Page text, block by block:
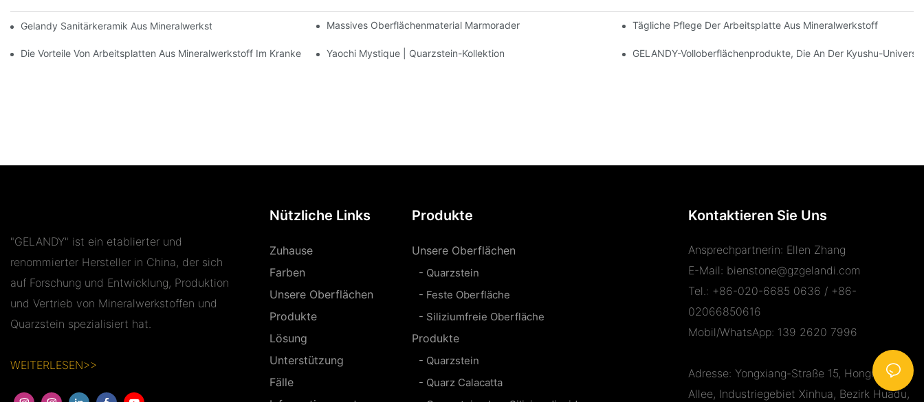
Gelandy Sanitärkeramik Aus Mineralwerkstoff, Mit 25 Jahren Erfahrung In Der FertigungMassives Oberflächenmaterial Marmorader Tägliche Pflege Der Arbeitsplatte Aus Mineralwerkstoff
Die Vorteile Von Arbeitsplatten Aus Mineralwerkstoff Im KrankenhausbereichYaochi Mystique | Quarzstein-Kollektion GELANDY-Volloberflächenprodukte, Die An Der Kyushu-
"GELANDY" ist ein etablierter und
renommierter Hersteller in China, der sich
auf Forschung und Entwicklung, Produktion
und Vertrieb von Mineralwerkstoffen und
Quarzstein spezialisiert hat.
WEITERLESEN>>
Nützliche Links
Zuhause
Farben
Unsere Oberflächen
Produkte
Lösung
Unterstützung
Fälle
Produkte
Unsere Oberflächen
- Quarzstein
- Feste Oberfläche
- Siliziumfreie Oberfläche
Produkte
- Quarzstein
- Quarz Calacatta
Kontaktieren Sie Uns
Ansprechpartnerin: Ellen Zhang
E-Mail: bienstone@gzgelandi.com
Tel.: +86-020-6685 0636 / +86-
02066850616
Mobil/WhatsApp: 139 2620 7996
Adresse: Yongxiang-Straße 15, Hongmian-
Allee, Industriegebiet Xinhua, Bezirk Huadu,